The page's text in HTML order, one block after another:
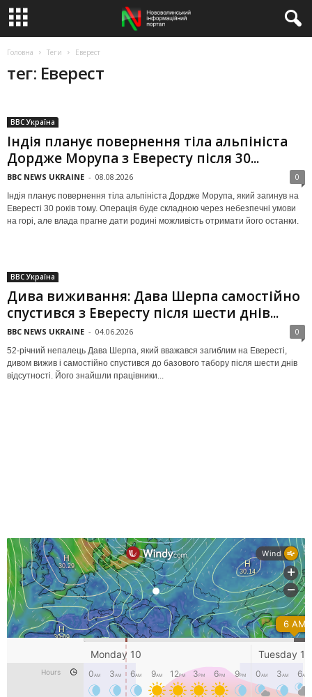
Головна Теги Еверест
тег: Еверест
BBC Україна
Індія планує повернення тіла альпініста
Дордже Морупа з Евересту після 30...
BBC NEWS UKRAINE - 08.08.2026 0
Індія планує повернення тіла альпініста Дордже Морупа, який загинув на
Евересті 30 років тому. Операція буде складною через небезпечні умови
на горі, але влада прагне дати родині можливість отримати його останки.
BBC Україна
Дива виживання: Дава Шерпа самостійно
спустився з Евересту після шести днів...
BBC NEWS UKRAINE - 04.06.2026 0
52-річний непалець Дава Шерпа, який вважався загиблим на Евересті,
дивом вижив і самостійно спустився до базового табору після шести днів
відсутності. Його знайшли працівники...